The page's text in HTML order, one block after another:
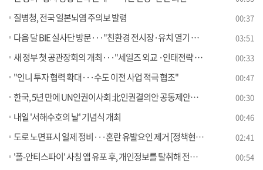
질병청, 전국 일본뇌염 주의보 발령 00:37
다음 달 BIE 실사단 방문···"친환경 전시장·유치 열기 선뵌다" 03:51
새 정부 첫 공관장회의 개최···"세일즈 외교 ·인태전략 이행 논의" 00:33
"인니 투자 협력 확대···수도 이전 사업 적극 협조" 00:47
한국, 5년 만에 UN인권이사회 北인권결의안 공동제안국 복귀 00:30
내일 '서해수호의 날' 기념식 개최 00:46
도로 노면표시 일제 정비···혼란 유발요인 제거 [정책현장+] 02:41
'폴-안티스파이' 사칭 앱 유포 후, 개인정보를 탈취해 전화금융사기에 이용한 조직원 검거 00:54